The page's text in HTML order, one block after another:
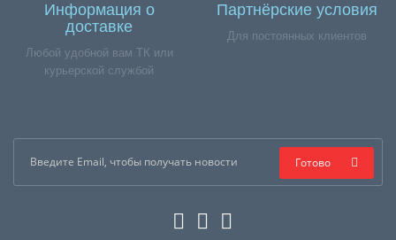
Информация о
доставке
Любой удобной вам ТК или
курьерской службой
Партнёрские условия
Для постоянных клиентов
Готово